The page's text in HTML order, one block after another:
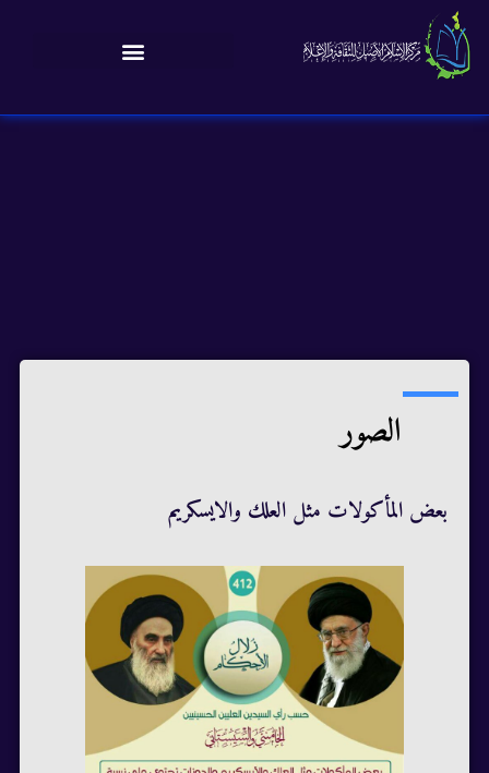
الصور
بعض المأكولات مثل العلك والايسكريم